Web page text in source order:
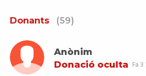
Donants (59)
Anònim
Donació oculta
Fa